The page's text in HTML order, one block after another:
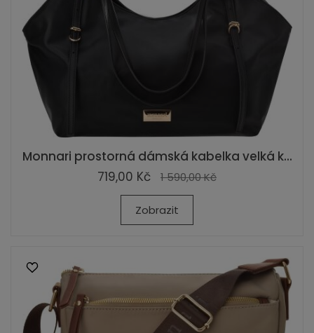
Monnari prostorná dámská kabelka velká k...
719,00 Kč
1 590,00 Kč
Zobrazit